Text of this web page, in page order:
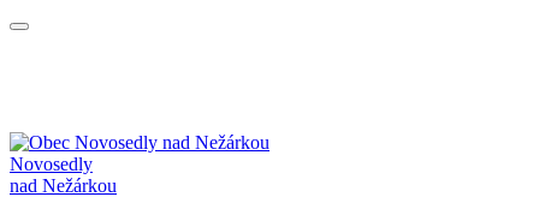
Novosedly
nad Nežárkou